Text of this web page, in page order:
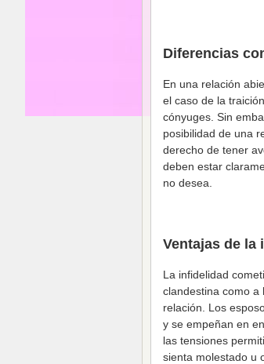
Diferencias
En una relación
el caso de la
cónyuges. Sin
posibilidad de una
derecho de tener
deben estar
no desea.
Ventajas de la
La infidelidad
clandestina como a
relación. Los
y se empeñan en
las tensiones
sienta molestado u